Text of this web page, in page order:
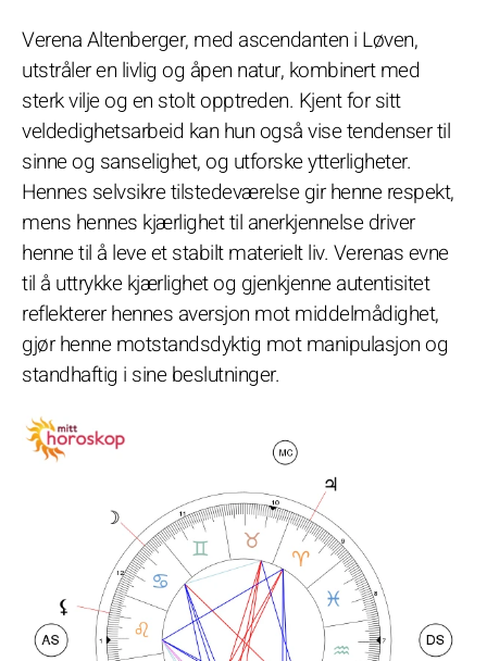
Verena Altenberger, med ascendanten i Løven,
utstråler en livlig og åpen natur, kombinert med
sterk vilje og en stolt opptreden. Kjent for sitt
veldedighetsarbeid kan hun også vise tendenser til
sinne og sanselighet, og utforske ytterligheter.
Hennes selvsikre tilstedeværelse gir henne respekt,
mens hennes kjærlighet til anerkjennelse driver
henne til å leve et stabilt materielt liv. Verenas evne
til å uttrykke kjærlighet og gjenkjenne autentisitet
reflekterer hennes aversjon mot middelmådighet,
gjør henne motstandsdyktig mot manipulasjon og
standhaftig i sine beslutninger.